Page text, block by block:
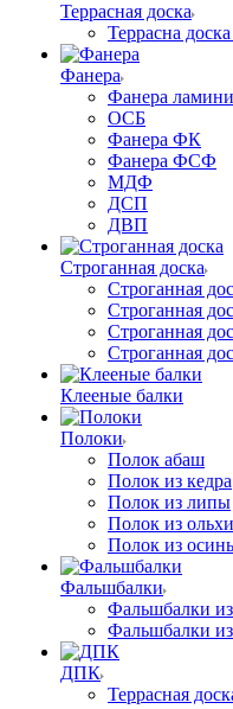
Террасная доска
Террасна
Фанера
Фанера
ОСБ
Фанера ФК
Фанера ФСФ
МДФ
ДСП
ДВП
Строганная доска
Строганная
Строганная
Строганная
Строганная
Клееные балки
Полоки
Полок абаш
Полок из кедра
Полок из липы
Полок из ольхи
Полок из
Фальшбалки
Фальшбалки
Фальшбалки
ДПК
Террасная